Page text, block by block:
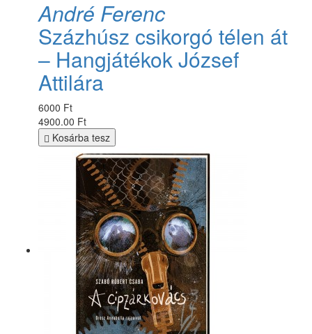
André Ferenc
Százhúsz csikorgó télen át
– Hangjátékok József
Attilára
6000 Ft
4900.00 Ft
Kosárba tesz